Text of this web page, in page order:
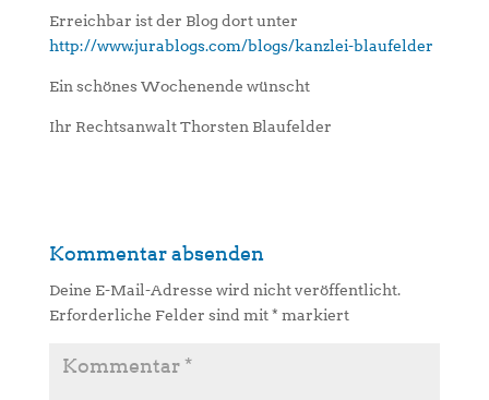
Erreichbar ist der Blog dort unter
http://www.jurablogs.com/blogs/kanzlei-blaufelder
Ein schönes Wochenende wünscht
Ihr Rechtsanwalt Thorsten Blaufelder
Kommentar absenden
Deine E-Mail-Adresse wird nicht veröffentlicht.
Erforderliche Felder sind mit* markiert